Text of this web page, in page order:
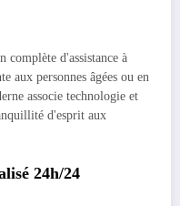
complète d'assistance à
aux personnes âgées ou en
associe technologie et
d'esprit aux
24h/24